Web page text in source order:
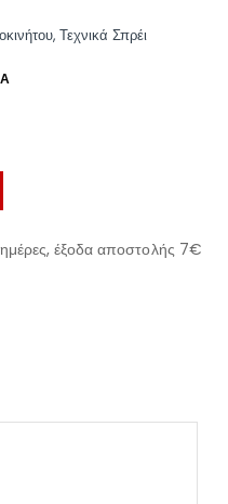
,Τεχνικά Σπρέι
έξοδα αποστολής 7€